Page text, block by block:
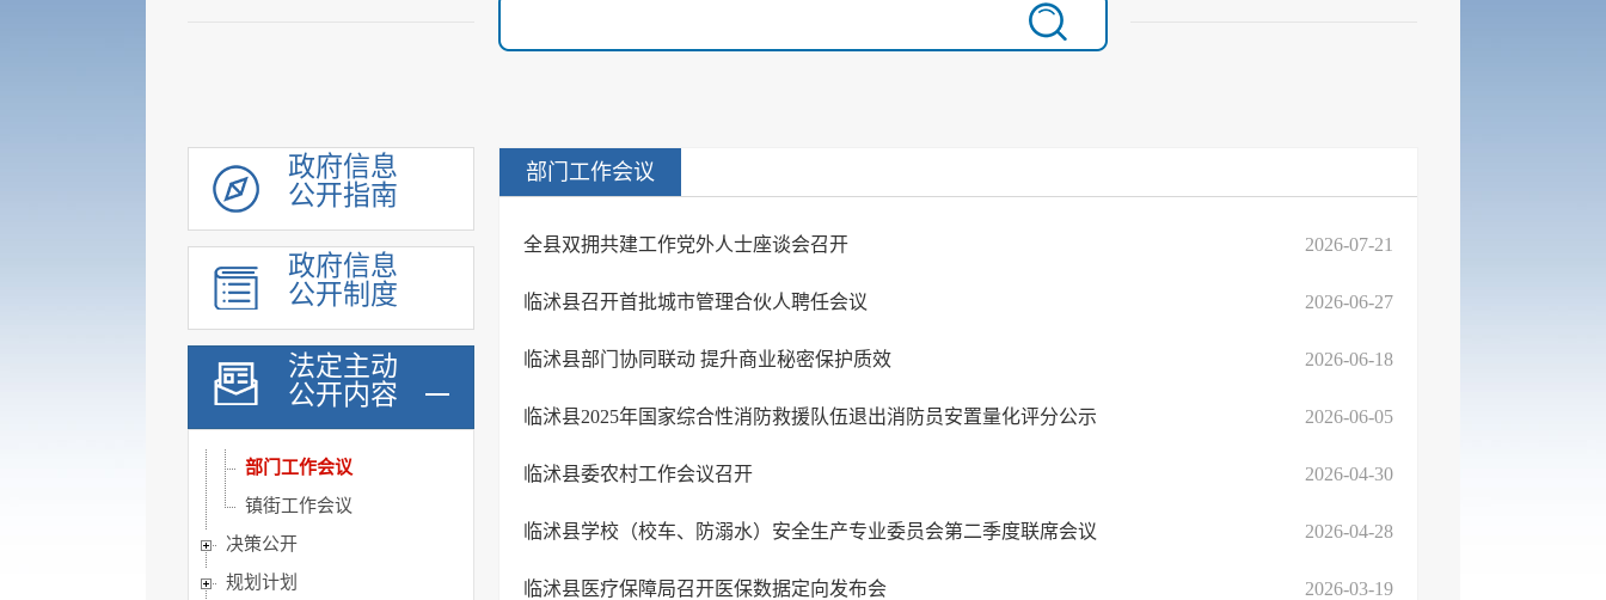
政府信息
公开指南
政府信息
公开制度
法定主动
公开内容
领导信息
机构职能
履职依据
会议公开
县政府常务会
县政府全体会议
县政府专题会议
部门工作会议
镇街工作会议
决策公开
规划计划
部门工作会议
全县双拥共建工作党外人士座谈会召开 2026-07-21
临沭县召开首批城市管理合伙人聘任会议 2026-06-27
临沭县部门协同联动 提升商业秘密保护质效 2026-06-18
临沭县2025年国家综合性消防救援队伍退出消防员安置量化评分公示 2026-06-05
临沭县委农村工作会议召开 2026-04-30
临沭县学校（校车、防溺水）安全生产专业委员会第二季度联席会议 2026-04-28
临沭县医疗保障局召开医保数据定向发布会 2026-03-19